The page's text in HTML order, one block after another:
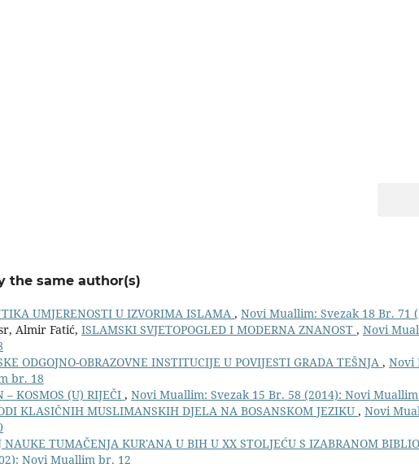
the same author(s)
UMJERENOSTI U IZVORIMA ISLAMA , Novi Muallim: Svezak 18 Br. 71
Almir Fatić, ISLAMSKI SVJETOPOGLED I MODERNA ZNANOST , Novi
ODGOJNO-OBRAZOVNE INSTITUCIJE U POVIJESTI GRADA TEŠNJA , Novi
br. 18
– KOSMOS (U) RIJEČI , Novi Muallim: Svezak 15 Br. 58 (2014): Novi
KLASIČNIH MUSLIMANSKIH DJELA NA BOSANSKOM JEZIKU , Novi
NAUKE TUMAČENJA KUR'ANA U BIH U XX STOLJEĆU S IZABRANOM
Novi Muallim br. 12